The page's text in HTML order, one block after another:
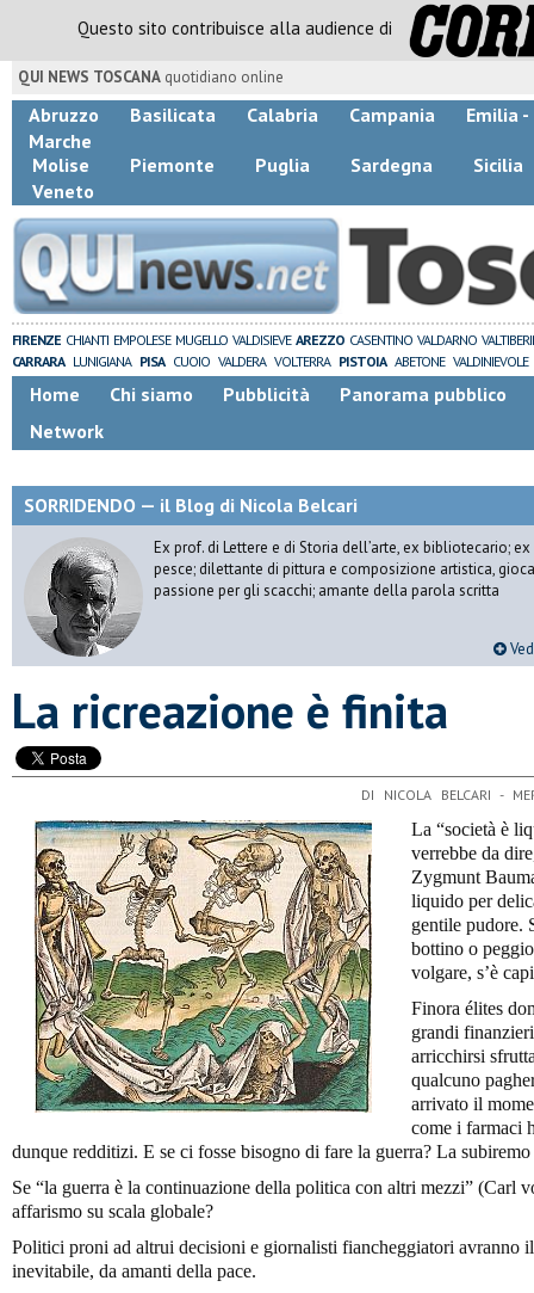
Questo sito contribuisce alla audience di
QUI NEWS TOSCANA quotidiano online
Abruzzo Basilicata Calabria Campania
Emilia -
Marche
Molise
Piemonte Puglia Sardegna
Sicilia
Veneto
FIRENZE CHIANTI EMPOLESE MUGELLO VALDISIEVE AREZZO CASENTINO VALDARNO
CARRARA LUNIGIANA PISA CUOIO VALDERA VOLTERRA PISTOIA ABETONE VALDINIEVOLE
Home Chi siamo Pubblicità
Panorama pubblico
Network
SORRIDENDO — il Blog di Nicola Belcari
Ex prof. di Lettere e di Storia dell’arte, ex bibliotecario;
pesce; dilettante di pittura e composizione artistica,
passione per gli scacchi; amante della parola scritta
La ricreazione è finita
DI NICOLA BELCARI -
La “società è
verrebbe da
Zygmunt
liquido per
gentile pudore.
bottino o
volgare, s’è
Finora élites
grandi
arricchirsi
qualcuno
arrivato il
come i farmaci
dunque redditizi. E se ci fosse bisogno di fare la guerra? La
Se “la guerra è la continuazione della politica con altri mezzi” (Carl
affarismo su scala globale?
Politici proni ad altrui decisioni e giornalisti fiancheggiatori avranno
inevitabile, da amanti della pace.